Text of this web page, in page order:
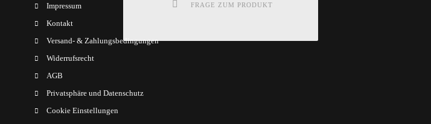
FRAGE ZUM PRODUKT
Impressum
Kontakt
Versand- & Zahlungsbedingungen
Widerrufsrecht
AGB
Privatsphäre und Datenschutz
Cookie Einstellungen